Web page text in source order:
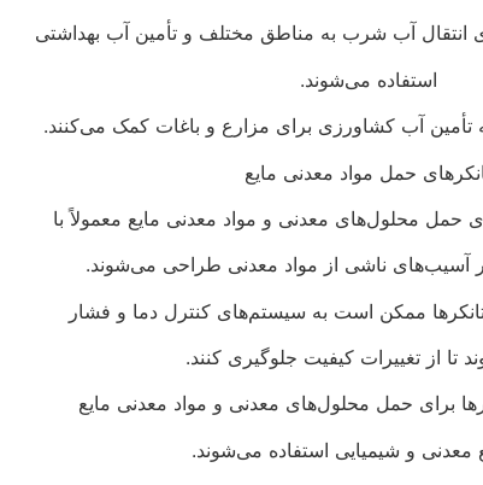
انتقال آب شرب به مناطق مختلف و تأمین آب بهداشتی
استفاده می‌شوند.
تأمین آب کشاورزی برای مزارع و باغات کمک می‌کنند.
حمل مواد معدنی مایع
حمل محلول‌های معدنی و مواد معدنی مایع معمولاً با
آسیب‌های ناشی از مواد معدنی طراحی می‌شوند.
ممکن است به سیستم‌های کنترل دما و فشار
تا از تغییرات کیفیت جلوگیری کنند.
برای حمل محلول‌های معدنی و مواد معدنی مایع
معدنی و شیمیایی استفاده می‌شوند.